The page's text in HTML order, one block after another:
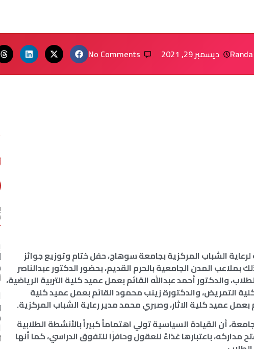
Randa ديسمبر 29, 2021 No Comments
لرعاية الشباب المركزية بجامعة سوهاج، حفل ختام وتوزيع جوائز
بملاعب المدن الجامعية بالحرم القديم، بحضور الدكتور عبدالناصر
والدكتور أحمد عبدالله القائم بعمل عميد كلية التربية الرياضية،
التمريض، والدكتورة زينب محمود القائم بعمل عميد كلية
بعمل عميد كلية الاثار، وصبري محمد مدير رعاية الشباب المركزية.
أن القيادة السياسية تولي اهتماماً كبيراً بالأنشطة الطلابية
باعتبارها غذاءً للعقول وحافزًا للتفوق الدراسي، كما أنها